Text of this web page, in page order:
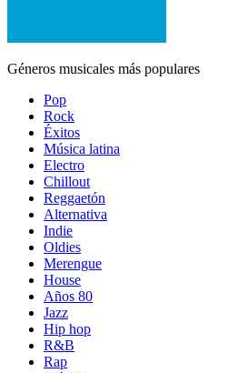
Géneros musicales más populares
Pop
Rock
Éxitos
Música latina
Electro
Chillout
Reggaetón
Alternativa
Indie
Oldies
Merengue
House
Años 80
Jazz
Hip hop
R&B
Rap